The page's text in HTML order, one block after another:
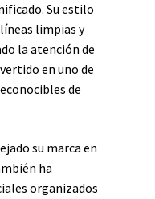
Su estilo
limpias y
la atención de
en uno de
de
su marca en
ha
organizados